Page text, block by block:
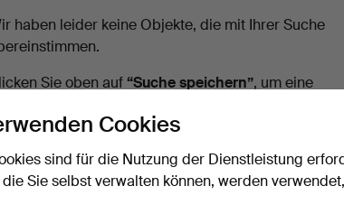
haben leider keine Objekte, die mit Ihrer Suche
Sie oben auf “Suche speichern”, um eine
ist.
die mit Ihrer Suche
Cookies
sind für die Nutzung der Dienstleistung
Sie selbst verwalten können, werden